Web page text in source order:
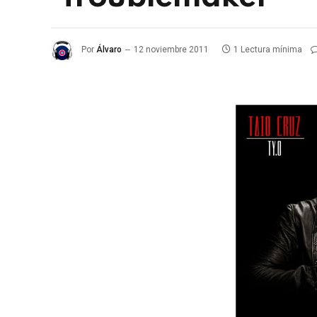
Por Álvaro 12 noviembre 2011 1 Lectura mínima